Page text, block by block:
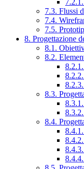
7.3. Flussi
7.4.
7.5.
8. Progettazione
8.1.
8.2.
8.3.
8.4.